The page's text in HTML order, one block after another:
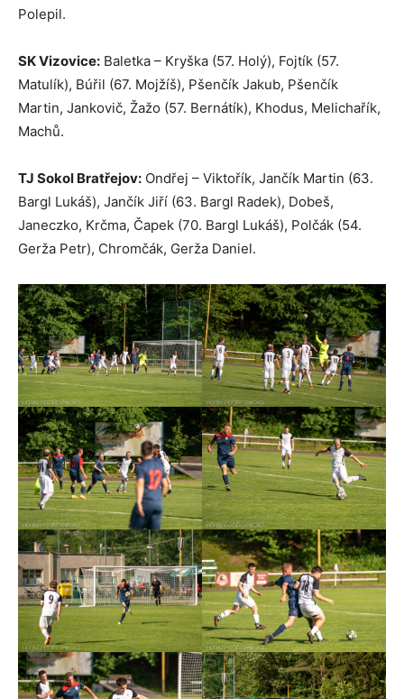
Polepil.
SK Vizovice: Baletka – Kryška (57. Holý), Fojtík (57.
Matulík), Búřil (67. Mojžíš), Pšenčík Jakub, Pšenčík
Martin, Jankovič, Žažo (57. Bernátík), Khodus, Melichařík,
Machů.
TJ Sokol Bratřejov: Ondřej – Viktořík, Jančík Martin (63.
Bargl Lukáš), Jančík Jiří (63. Bargl Radek), Dobeš,
Janeczko, Krčma, Čapek (70. Bargl Lukáš), Polčák (54.
Gerža Petr), Chromčák, Gerža Daniel.